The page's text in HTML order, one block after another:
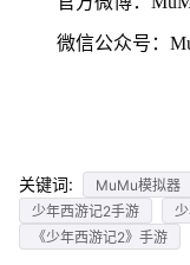
微信公众号：
关键词: MuMu模拟器
少年西游记2手游
《少年西游记2》手游